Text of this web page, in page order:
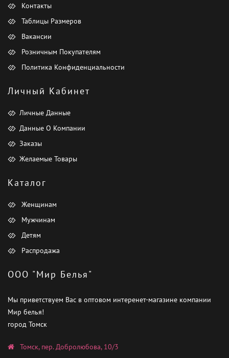
Контакты
Таблицы Размеров
Вакансии
Розничным Покупателям
Политика Конфиденциальности
Личный Кабинет
Личные Данные
Данные О Компании
Заказы
Желаемые Товары
Каталог
Женщинам
Мужчинам
Детям
Распродажа
ООО "Мир Белья"
Мы приветствуем Вас в оптовом интеренет-магазине компании
Мир белья!
город Томск
Томск, пер. Добролюбова, 10/3